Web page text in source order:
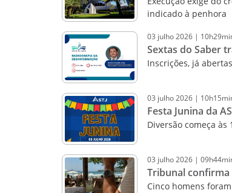
indicado à penhora
03 julho2026 |
Sextas do Saber
Inscrições, já
03 julho2026 |
Festa Junina da
Diversão começa às
03 julho2026 |
Tribunal confirma
Cinco homens